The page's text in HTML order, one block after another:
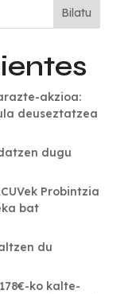
Bilatu
akzioa:
deuseztatzea
dugu
Probintzia
bat
du
ko kalte-